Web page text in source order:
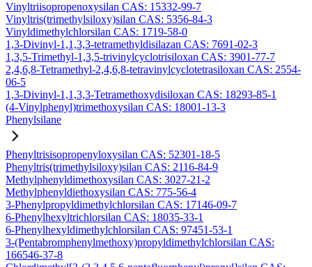
Vinyltriisopropenoxysilan CAS: 15332-99-7
Vinyltris(trimethylsiloxy)silan CAS: 5356-84-3
Vinyldimethylchlorsilan CAS: 1719-58-0
1,3-Divinyl-1,1,3,3-tetramethyldisilazan CAS: 7691-02-3
1,3,5-Trimethyl-1,3,5-trivinylcyclotrisiloxan CAS: 3901-77-7
2,4,6,8-Tetramethyl-2,4,6,8-tetravinylcyclotetrasiloxan CAS: 2554-
06-5
1,3-Divinyl-1,1,3,3-Tetramethoxydisiloxan CAS: 18293-85-1
(4-Vinylphenyl)trimethoxysilan CAS: 18001-13-3
Phenylsilane
Phenyltrisisopropenyloxysilan CAS: 52301-18-5
Phenyltris(trimethylsiloxy)silan CAS: 2116-84-9
Methylphenyldimethoxysilan CAS: 3027-21-2
Methylphenyldiethoxysilan CAS: 775-56-4
3-Phenylpropyldimethylchlorsilan CAS: 17146-09-7
6-Phenylhexyltrichlorsilan CAS: 18035-33-1
6-Phenylhexyldimethylchlorsilan CAS: 97451-53-1
3-(Pentabromphenylmethoxy)propyldimethylchlorsilan CAS:
166546-37-8